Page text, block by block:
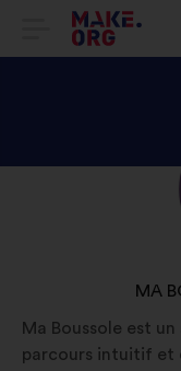
EITI
MA
Ma Boussole est
parcours intuitif et